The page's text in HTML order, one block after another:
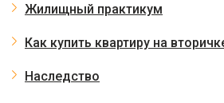
Жилищный практикум
Как купить квартиру на
Наследство